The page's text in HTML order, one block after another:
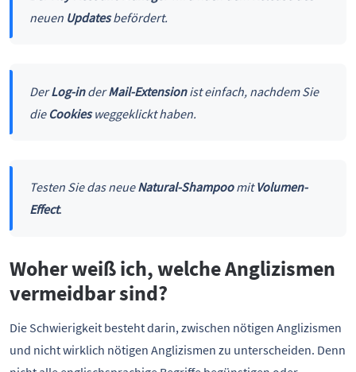
neuen Updatesbefördert.
DerLog-inderMail-Extensionist einfach, nachdem Sie
die Cookiesweggeklickt haben.
Testen Sie das neueNatural-ShampoomitVolumen-
Effect.
Woher weiß ich, welche Anglizismen
vermeidbar sind?
Die Schwierigkeit besteht darin, zwischen nötigen Anglizismen
und nicht wirklich nötigen Anglizismen zu unterscheiden. Denn